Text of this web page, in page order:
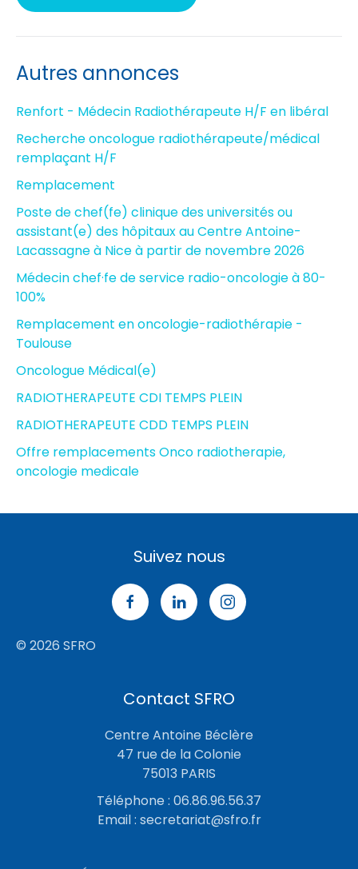
Autres annonces
Renfort - Médecin Radiothérapeute H/F en libéral
Recherche oncologue radiothérapeute/médical
remplaçant H/F
Remplacement
Poste de chef(fe) clinique des universités ou
assistant(e) des hôpitaux au Centre Antoine-
Lacassagne à Nice à partir de novembre 2026
Médecin chef·fe de service radio-oncologie à 80-
100%
Remplacement en oncologie-radiothérapie -
Toulouse
Oncologue Médical(e)
RADIOTHERAPEUTE CDI TEMPS PLEIN
RADIOTHERAPEUTE CDD TEMPS PLEIN
Offre remplacements Onco radiotherapie,
oncologie medicale
Suivez nous
© 2026 SFRO
Contact SFRO
Centre Antoine Béclère
47 rue de la Colonie
75013 PARIS
Téléphone : 06.86.96.56.37
Email : secretariat@sfro.fr